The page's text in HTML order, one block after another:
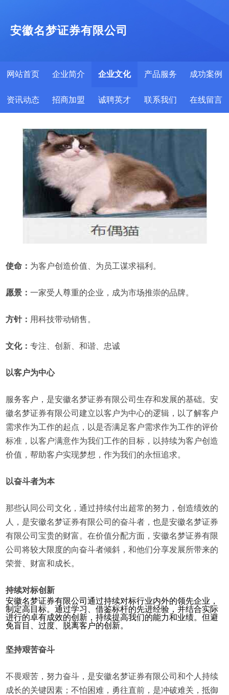
安徽名梦证券有限公司
网站首页 企业简介 企业文化 产品服务 成功案例
资讯动态 招商加盟 诚聘英才 联系我们 在线留言
使命： 为客户创造价值、为员工谋求福利。
愿景：一家受人尊重的企业，成为市场推崇的品牌。
方针： 用科技带动销售。
文化：专注、创新、和谐、忠诚
以客户为中心
服务客户，是安徽名梦证券有限公司生存和发展的基础。安
徽名梦证券有限公司建立以客户为中心的逻辑，以了解客户
需求作为工作的起点，以是否满足客户需求作为工作的评价
标准，以客户满意作为我们工作的目标，以持续为客户创造
价值，帮助客户实现梦想，作为我们的永恒追求。
以奋斗者为本
那些认同公司文化，通过持续付出超常的努力，创造绩效的
人，是安徽名梦证券有限公司的奋斗者，也是安徽名梦证券
有限公司宝贵的财富。在价值分配方面，安徽名梦证券有限
公司将较大限度的向奋斗者倾斜，和他们分享发展所带来的
荣誉、财富和成长。
持续对标创新
安徽名梦证券有限公司通过持续对标行业内外的领先企业，
制定高目标。通过学习、借鉴标杆的先进经验，并结合实际
进行的卓有成效的创新，持续提高我们的能力和业绩。但避
免盲目、过度、脱离客户的创新。
坚持艰苦奋斗
不畏艰苦，努力奋斗，是安徽名梦证券有限公司和个人持续
成长的关键因素；不怕困难，勇往直前，是冲破难关，抵御